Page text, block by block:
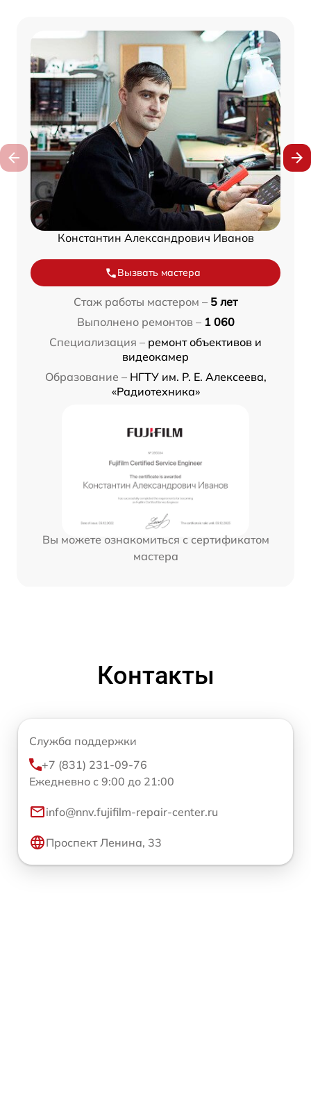
Константин Александрович Иванов
Вызвать мастера
Стаж работы мастером – 5 лет
Выполнено ремонтов – 1 060
Специализация – ремонт объективов и
видеокамер
Образование – НГТУ им. Р. Е. Алексеева,
«Радиотехника»
Вы можете ознакомиться с сертификатом
мастера
Контакты
Служба поддержки
+7 (831) 231-09-76
Ежедневно с 9:00 до 21:00
info@nnv.fujifilm-repair-center.ru
Проспект Ленина, 33